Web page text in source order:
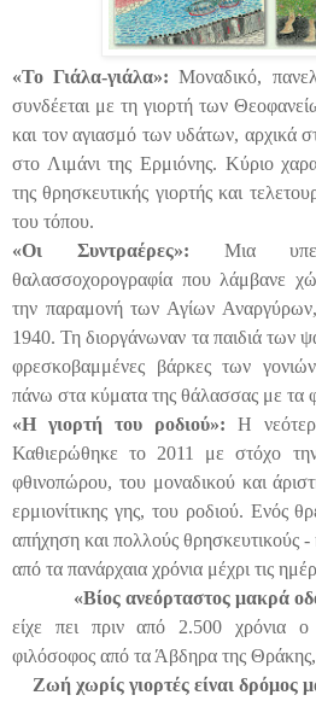
«Το Γιάλα-γιάλα»:Μοναδικό,
συνδέεται με τη γιορτή των
και τον αγιασμό των υδάτων, αρχικά
στο Λιμάνι της Ερμιόνης. Κύριο
της θρησκευτικής γιορτής και
του τόπου.
«Οι Συντραέρες»: Μια
θαλασσοχορογραφία που λάμβανε
την παραμονή των Αγίων
1940. Τη διοργάνωναν τα παιδιά των
φρεσκοβαμμένες βάρκες των
πάνω στα κύματα της θάλασσας με τα
«Η γιορτή του ροδιού»: Η
Καθιερώθηκε το 2011 με στόχο
φθινοπώρου, του μοναδικού και
ερμιονίτικης γης, του ροδιού. Ενός
απήχηση και πολλούς θρησκευτικούς
από τα πανάρχαια χρόνια μέχρι τις
«Βίος ανεόρταστος μακρά
είχε πει πριν από 2.500 χρόνια ο
φιλόσοφος από τα Άβδηρα της Θράκης,
Ζωή χωρίς γιορτές είναι δρόμος